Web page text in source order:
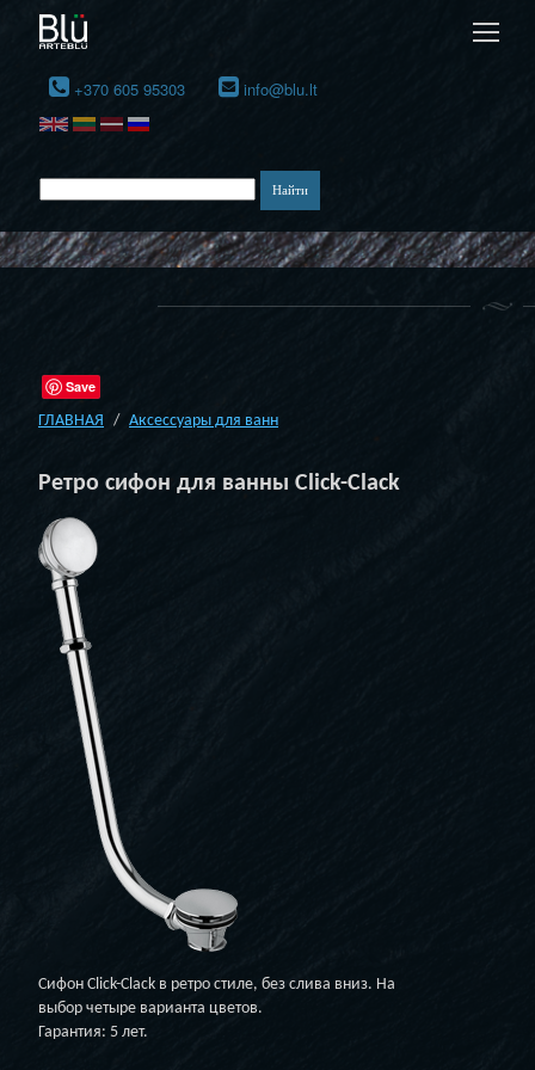
+370 605 95303 info@blu.lt
Save
ГЛАВНАЯ
Аксессуары для ванн
Ретро сифон для ванны Click-Clack
Сифон Click-Clack в ретро стиле, без слива вниз. На
выбор четыре варианта цветов.
Гарантия: 5 лет.